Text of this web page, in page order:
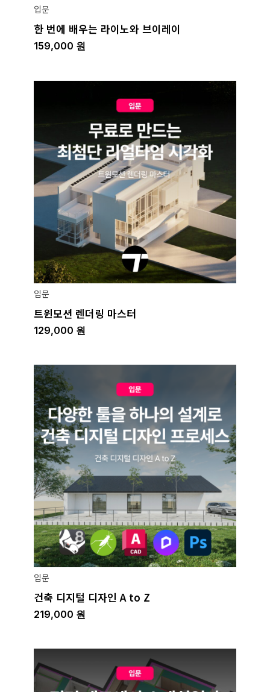
입문
한 번에 배우는 라이노와 브이레이
159,000 원
입문
트윈모션 렌더링 마스터
129,000 원
입문
건축 디지털 디자인 A to Z
219,000 원